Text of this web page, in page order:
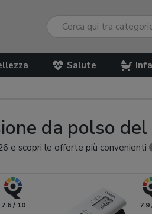
Salute
da polso
e scopri le offerte più convenienti
7.6 / 10 7.9